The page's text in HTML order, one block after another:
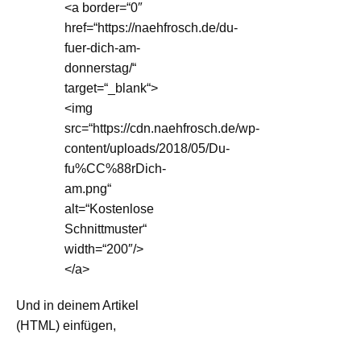
<a border=“0″
href=“https://naehfrosch.de/du-
fuer-dich-am-
donnerstag/“
target=“_blank“>
<img
src=“https://cdn.naehfrosch.de/wp-
content/uploads/2018/05/Du-
fu%CC%88rDich-
am.png“
alt=“Kostenlose
Schnittmuster“
width=“200″/>
</a>
Und in deinem Artikel
(HTML) einfügen,